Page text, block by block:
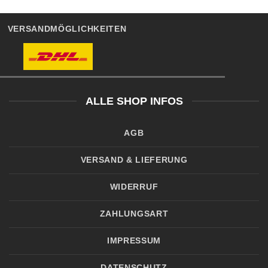
VERSANDMÖGLICHKEITEN
ALLE SHOP INFOS
AGB
VERSAND & LIEFERUNG
WIDERRUF
ZAHLUNGSART
IMPRESSUM